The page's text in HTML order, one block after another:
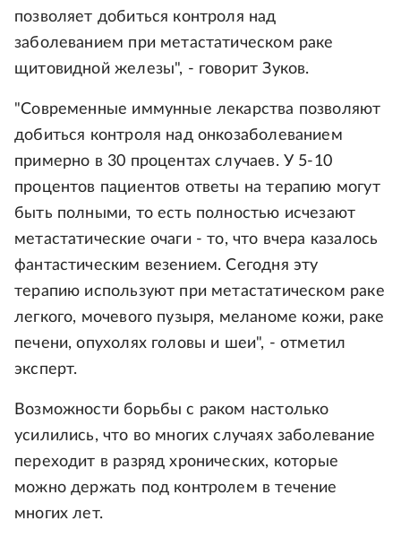
позволяет добиться контроля над
заболеванием при метастатическом раке
щитовидной железы", - говорит Зуков.
"Современные иммунные лекарства позволяют
добиться контроля над онкозаболеванием
примерно в 30 процентах случаев. У 5-10
процентов пациентов ответы на терапию могут
быть полными, то есть полностью исчезают
метастатические очаги - то, что вчера казалось
фантастическим везением. Сегодня эту
терапию используют при метастатическом раке
легкого, мочевого пузыря, меланоме кожи, раке
печени, опухолях головы и шеи", - отметил
эксперт.
Возможности борьбы с раком настолько
усилились, что во многих случаях заболевание
переходит в разряд хронических, которые
можно держать под контролем в течение
многих лет.